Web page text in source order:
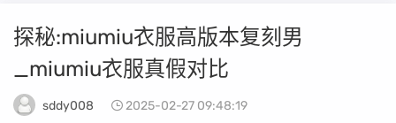
探秘:miumiu衣服高版本复刻男
_miumiu衣服真假对比
sddy008 2025-02-27 09:48:19